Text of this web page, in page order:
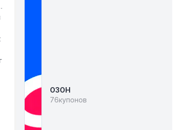
ОЗОН
76купонов